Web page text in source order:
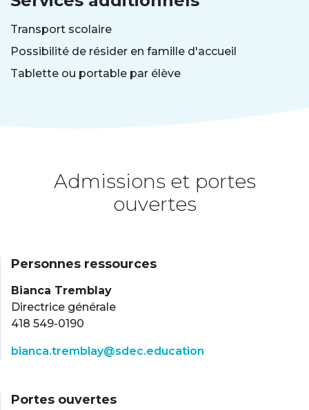
Transport scolaire
Possibilité de résider en famille d'accueil
Tablette ou portable par élève
Admissions et portes
ouvertes
Personnes ressources
Bianca Tremblay
Directrice générale
418 549-0190
bianca.tremblay@sdec.education
Portes ouvertes